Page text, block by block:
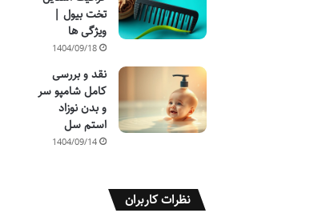
تخت بیول |
ویژگی ها
1404/09/18
نقد و بررسی
کامل شامپو سر
و بدن نوزاد
استم سل
1404/09/14
نظرات کاربران